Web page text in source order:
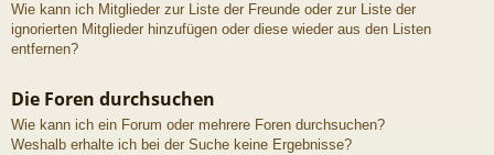
Wie kann ich Mitglieder zur Liste der Freunde oder zur Liste der
ignorierten Mitglieder hinzufügen oder diese wieder aus den Listen
entfernen?
Die Foren durchsuchen
Wie kann ich ein Forum oder mehrere Foren durchsuchen?
Weshalb erhalte ich bei der Suche keine Ergebnisse?